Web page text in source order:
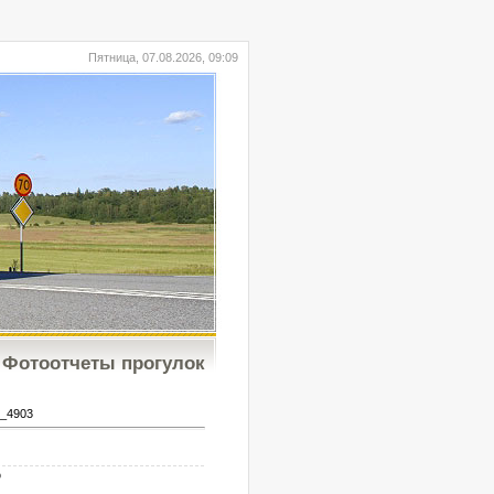
Пятница, 07.08.2026, 09:09
Фотоотчеты прогулок